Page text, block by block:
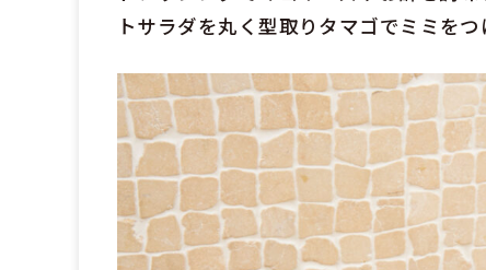
トサラダを丸く型取りタマゴでミミを